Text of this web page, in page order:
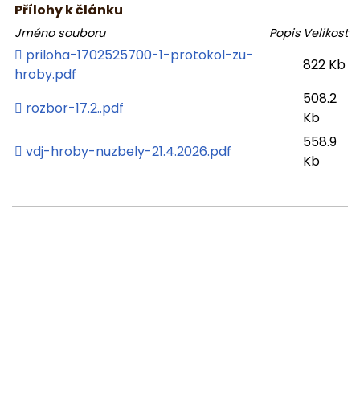
Přílohy k článku
Jméno souboru Popis Velikost
priloha-1702525700-1-protokol-zu-
hroby.pdf
822 Kb
rozbor-17.2..pdf
508.2
Kb
vdj-hroby-nuzbely-21.4.2026.pdf
558.9
Kb